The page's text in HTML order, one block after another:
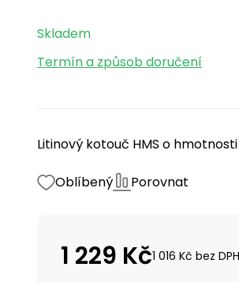
Skladem
Termín a způsob doručení
Litinový kotouč HMS o
Oblíbený Porovnat
1 229 Kč1 016 Kč bez DPH